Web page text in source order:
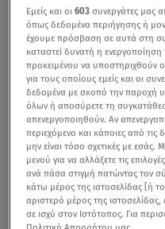
Εμείς και οι603 συνεργάτες μας
όπως δεδομένα περιήγησης ή
έχουμε πρόσβαση σε αυτά στη
καταστεί δυνατή η
προκειμένου να υποστηριχθούν
για τους οποίους εμείς και οι
δεδομένα με σκοπό την παροχή
όλων ή αποσύρετε τη
απενεργοποιηθούν. Αν
περιεχόμενο και κάποιες από τις
μην είναι τόσο σχετικές με εσάς.
μενού για να αλλάξετε τις
ανά πάσα στιγμή πατώντας τον
κάτω μέρος της ιστοσελίδας [ή
αριστερό μέρος της
σε ισχύ στον Ιστότοπος. Για